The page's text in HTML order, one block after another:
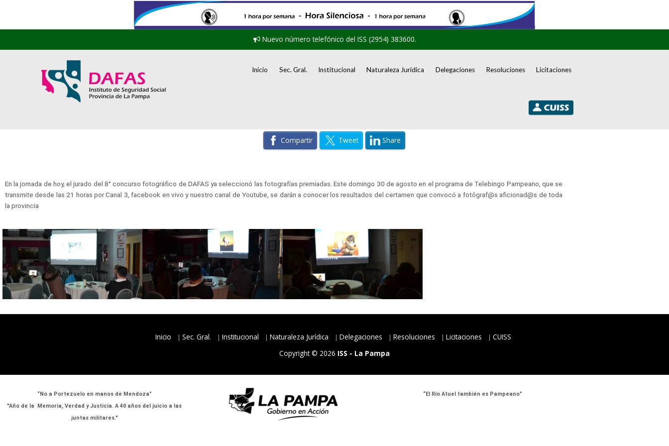
Nuevo número telefónico del ISS (2954) 383600.
Inicio Sec. Gral. Institucional Naturaleza Jurídica Delegaciones Resoluciones Licitaciones
Compartir Tweet Share
En la jornada de hoy, el jurado del 8° concurso fotográfico de DAFAS ya seleccionó las fotografías premiadas. Este domingo 30 de agosto en el programa de Telebingo Pampeano, que se
transmite desde las 21 horas por Canal 3, facebook en vivo y nuestro canal de Youtube, se darán a conocer los resultados del certamen que convocó a fotógraf@s aficionad@s de toda
la provincia
Inicio Sec. Gral. Institucional Naturaleza Jurídica Delegaciones Resoluciones Licitaciones
CUISS
Copyright © 2026 ISS - La Pampa
“No a Portezuelo en manos de Mendoza”
"Año de la Memoria, Verdad y Justicia. A 40 años del juicio a las
juntas militares."
“El Río Atuel también es Pampeano”